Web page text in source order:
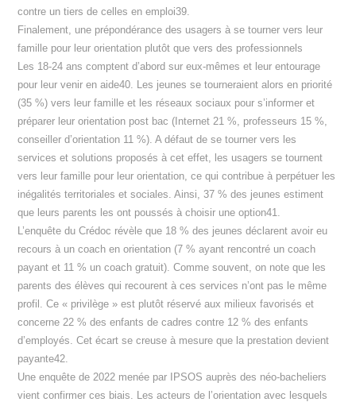
contre un tiers de celles en emploi39.
Finalement, une prépondérance des usagers à se tourner vers leur
famille pour leur orientation plutôt que vers des professionnels
Les 18-24 ans comptent d’abord sur eux-mêmes et leur entourage
pour leur venir en aide40. Les jeunes se tourneraient alors en priorité
(35 %) vers leur famille et les réseaux sociaux pour s’informer et
préparer leur orientation post bac (Internet 21 %, professeurs 15 %,
conseiller d’orientation 11 %). A défaut de se tourner vers les
services et solutions proposés à cet effet, les usagers se tournent
vers leur famille pour leur orientation, ce qui contribue à perpétuer les
inégalités territoriales et sociales. Ainsi, 37 % des jeunes estiment
que leurs parents les ont poussés à choisir une option41.
L’enquête du Crédoc révèle que 18 % des jeunes déclarent avoir eu
recours à un coach en orientation (7 % ayant rencontré un coach
payant et 11 % un coach gratuit). Comme souvent, on note que les
parents des élèves qui recourent à ces services n’ont pas le même
profil. Ce « privilège » est plutôt réservé aux milieux favorisés et
concerne 22 % des enfants de cadres contre 12 % des enfants
d’employés. Cet écart se creuse à mesure que la prestation devient
payante42.
Une enquête de 2022 menée par IPSOS auprès des néo-bacheliers
vient confirmer ces biais. Les acteurs de l’orientation avec lesquels